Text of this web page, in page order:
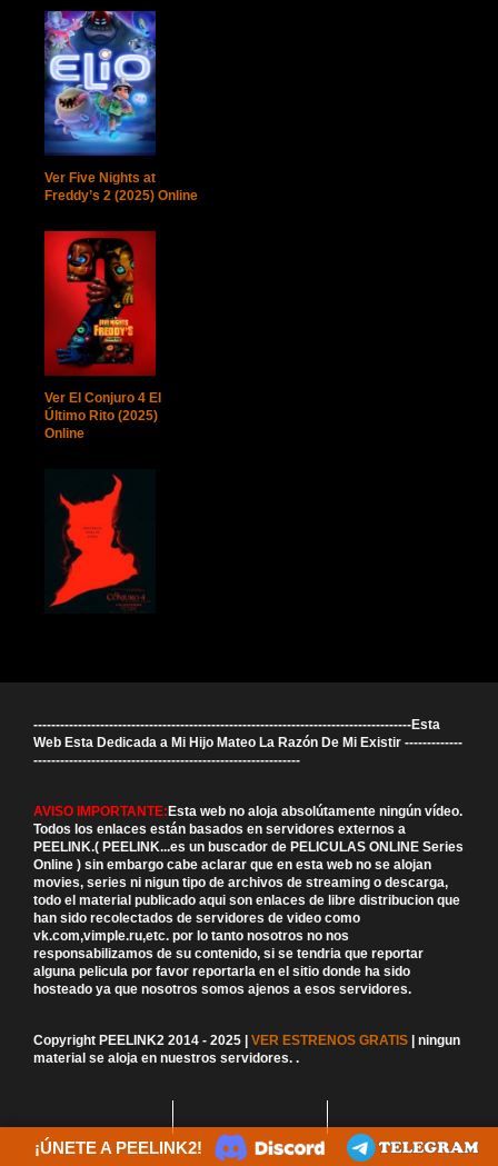
Ver Five Nights at
Freddy’s 2 (2025) Online
Ver El Conjuro 4 El
Último Rito (2025)
Online
-------------------------------------------------------------------------------------Esta
Web Esta Dedicada a Mi Hijo Mateo La Razón De Mi Existir -------------
------------------------------------------------------------
AVISO IMPORTANTE: Esta web no aloja absolútamente ningún vídeo.
Todos los enlaces están basados en servidores externos a
PEELINK.( PEELINK...es un buscador de PELICULAS ONLINE Series
Online ) sin embargo cabe aclarar que en esta web no se alojan
movies, series ni nigun tipo de archivos de streaming o descarga,
todo el material publicado aqui son enlaces de libre distribucion que
han sido recolectados de servidores de video como
vk.com,vimple.ru,etc. por lo tanto nosotros no nos
responsabilizamos de su contenido, si se tendria que reportar
alguna pelicula por favor reportarla en el sitio donde ha sido
hosteado ya que nosotros somos ajenos a esos servidores.
Copyright PEELINK2 2014 - 2025 | VER ESTRENOS GRATIS | ningun
material se aloja en nuestros servidores. .
¡ÚNETE A PEELINK2!